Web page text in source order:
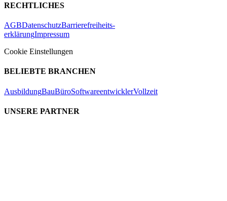
RECHTLICHES
AGBDatenschutzBarrierefreiheits-
erklärungImpressum
Cookie Einstellungen
BELIEBTE BRANCHEN
AusbildungBauBüroSoftwareentwicklerVollzeit
UNSERE PARTNER